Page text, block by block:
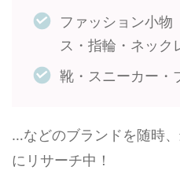
ファッション小物
ス・指輪・ネック
靴・スニーカー・
…などのブランドを随時
にリサーチ中！